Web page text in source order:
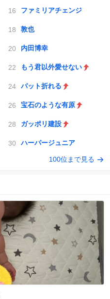
ファミリアチェンジ
敦也
内田博幸
もう君以外愛せない
バット折れる
宝石のような有原
ガッポリ建設
ハーパージュニア
100位まで見る